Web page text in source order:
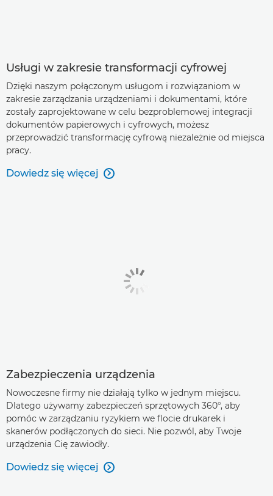
Usługi w zakresie transformacji cyfrowej
Dzięki naszym połączonym usługom i rozwiązaniom w
zakresie zarządzania urządzeniami i dokumentami, które
zostały zaprojektowane w celu bezproblemowej integracji
dokumentów papierowych i cyfrowych, możesz
przeprowadzić transformację cyfrową niezależnie od miejsca
pracy.
Dowiedz się więcej 
Zabezpieczenia urządzenia
Nowoczesne firmy nie działają tylko w jednym miejscu.
Dlatego używamy zabezpieczeń sprzętowych 360°, aby
pomóc w zarządzaniu ryzykiem we flocie drukarek i
skanerów podłączonych do sieci. Nie pozwól, aby Twoje
urządzenia Cię zawiodły.
Dowiedz się więcej 